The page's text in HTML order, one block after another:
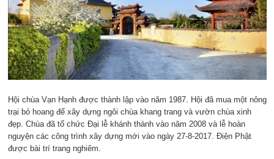
Hội chùa Vạn Hạnh được thành lập vào năm 1987. Hội đã mua một nông
trại bỏ hoang để xây dựng ngôi chùa khang trang và vườn chùa xinh
đẹp. Chùa đã tổ chức Đại lễ khánh thành vào năm 2008 và lễ hoàn
nguyện các công trình xây dựng mới vào ngày 27-8-2017. Điện Phật
được bài trí trang nghiêm.